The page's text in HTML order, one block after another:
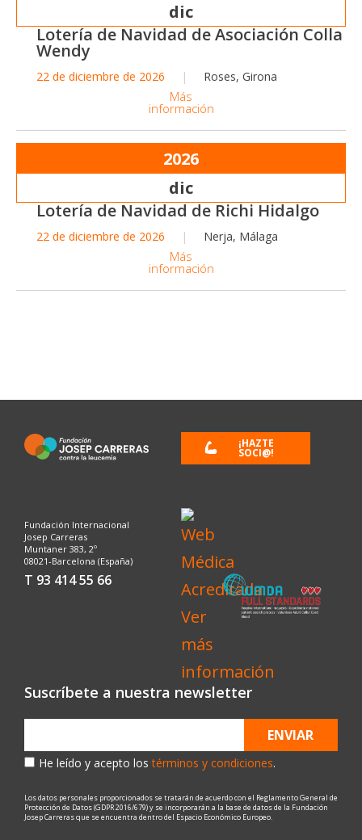
dic
Lotería de Navidad de Asociación Colla
Wendy
22 de diciembre de 2026 Roses, Girona
Más
información
2026
dic
Lotería de Navidad de Richi Hidalgo
22 de diciembre de 2026 Nerja, Málaga
Más
información
Fundación Internacional
Josep Carreras
Muntaner 383, 2º
08021-Barcelona (España)
T 93 414 55 66
¡HAZTE
SOCI@!
Suscríbete a nuestra newsletter
He leído y acepto lostérminos y condiciones.
ENVIAR
Los datos personales proporcionados se tratarán de acuerdo con el Reglamento General de
Protección de Datos (GDPR 2016/679) y se incorporarán a la base de datos de la Fundación
Josep Carreras que se encuentra dentro del Espacio Económico Europeo.